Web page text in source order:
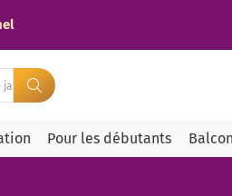
Pour les débutants Balcon